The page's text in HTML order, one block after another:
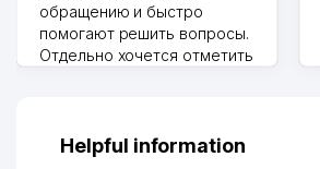
обращению и быстро
помогают решить вопросы.
Отдельно хочется отметить
их работе значительно
Helpful information